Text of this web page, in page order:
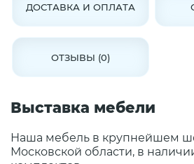
ДОСТАВКА И ОПЛАТА
ОТЗЫВЫ (0)
Выставка мебели
Наша мебель в крупнейшем
Московской области, в